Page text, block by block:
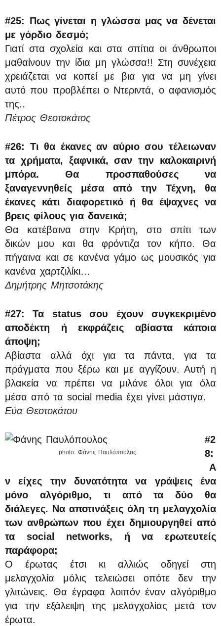
#25: Πως γίνεται η γλώσσα μας να δένεται
με γόρδιο δεσμό;
Γιατί στα σχολεία και στα σπίτια οι άνθρωποι
μαθαίνουν την ίδια μη γλώσσα!! Στη συνέχεια
χρειάζεται να κοπεί με βια για να μη γίνει
αυτό που προβλέπει ο Ντεριντά, ο αφανισμός
της..
Πέτρος Θεοτοκάτος
#26: Τι θα έκανες αν αύριο σου τέλειωναν
τα χρήματα, ξαφνικά, σαν την καλοκαιρινή
μπόρα. Θα προσπαθούσες να
ξαναγεννηθείς μέσα από την Τέχνη, θα
έκανες κάτι διαφορετικό ή θα έψαχνες να
βρεις φίλους για δανεικά;
Θα κατέβαινα στην Κρήτη, στο σπίτι των
δικών μου και θα φρόντιζα τον κήπο. Θα
πήγαινα και σε κανένα γάμο ως μουσικός για
κανένα χαρτζιλίκι…
Δημήτρης Μητσοτάκης
#27:Τα status σου έχουν συγκεκριμένο
αποδέκτη ή εκφράζεις αβίαστα κάποια
άποψη;
Αβίαστα αλλά όχι για τα πάντα, για τα
πράγματα που ξέρω και με αγγίζουν. Αυτή η
βλακεία να πρέπει να μιλάνε όλοι για όλα
μέσα από τα social media έχει γίνει μάστιγα.
Εύα Θεοτοκάτου
photo: Φάνης Παυλόπουλος
#2
8:
Α
ν είχες την δυνατότητα να γράψεις ένα
μόνο αλγόριθμο, τι από τα δύο θα
διάλεγες. Να αποτινάξεις όλη τη μελαγχολία
των ανθρώπων που έχει δημιουργηθεί από
τα social networks, ή να ερωτευτείς
παράφορα;
Ο έρωτας έτσι κι αλλιώς οδηγεί στη
μελαγχολία μόλις τελειώσει οπότε δεν την
γλιτώνεις. Θα έγραφα λοιπόν έναν αλγόριθμο
για την εξάλειψη της μελαγχολίας μετά τον
έρωτα.